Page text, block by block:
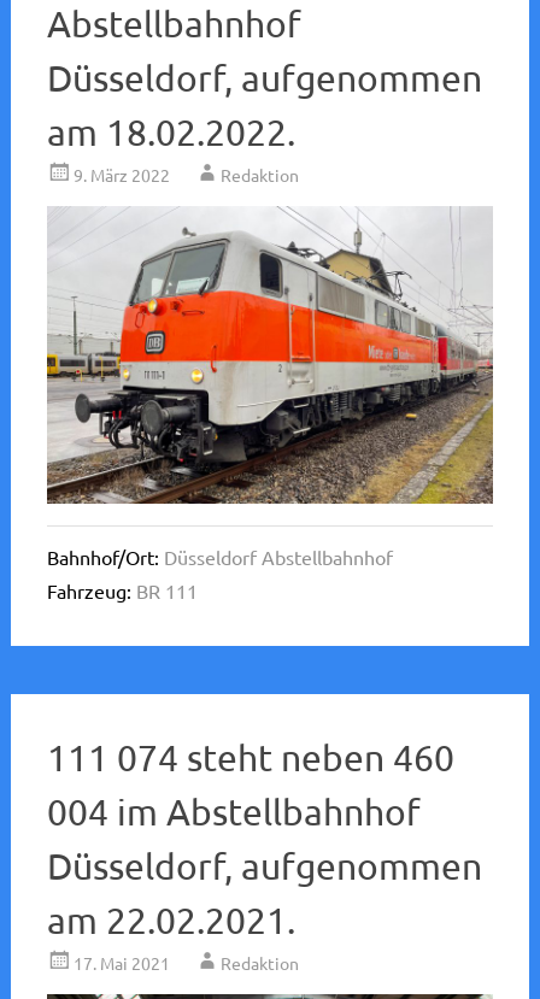
Abstellbahnhof
Düsseldorf, aufgenommen
am 18.02.2022.
9. März 2022 Redaktion
Bahnhof/Ort: Düsseldorf Abstellbahnhof
Fahrzeug: BR 111
111 074 steht neben 460
004 im Abstellbahnhof
Düsseldorf, aufgenommen
am 22.02.2021.
17. Mai 2021 Redaktion